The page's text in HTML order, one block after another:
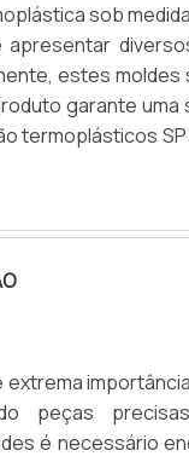
sob
estes moldes
garante uma
termoplásticos
e
peças
é necessário